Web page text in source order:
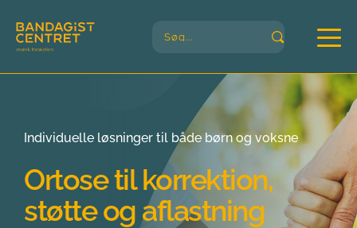
Søg...
Individuelle løsninger til både børn og voksne
Ortose til korrektion,
støtte og aflastning